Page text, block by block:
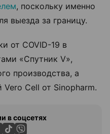
, поскольку именно
выезда за границу.
от COVID-19 в
«Спутник V»,
производства, а
Cell от Sinopharm.
в соцсетях